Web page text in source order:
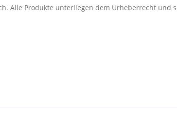
Alle Produkte unterliegen dem Urheberrecht und